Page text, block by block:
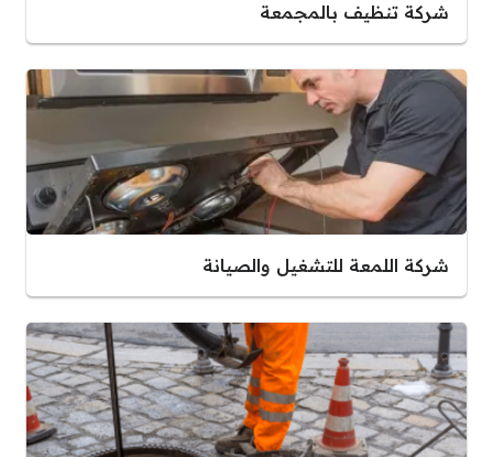
شركة تنظيف بالمجمعة
شركة اللمعة للتشغيل والصيانة